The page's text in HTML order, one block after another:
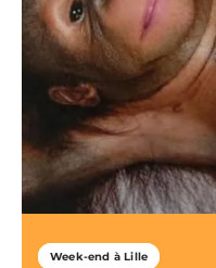
Week-end à Lille